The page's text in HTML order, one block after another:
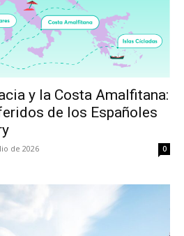
y la Costa Amalfitana:
de los Españoles
de 2026 0